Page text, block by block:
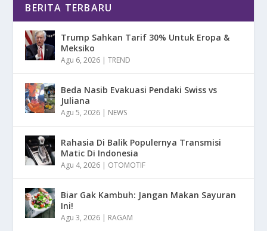
BERITA TERBARU
Trump Sahkan Tarif 30% Untuk Eropa &
Meksiko
Agu 6, 2026 |TREND
Beda Nasib Evakuasi Pendaki Swiss vs
Juliana
Agu 5, 2026 | NEWS
Rahasia Di Balik Populernya Transmisi
Matic Di Indonesia
Agu 4, 2026 | OTOMOTIF
Biar Gak Kambuh: Jangan Makan Sayuran
Ini!
Agu 3, 2026 | RAGAM